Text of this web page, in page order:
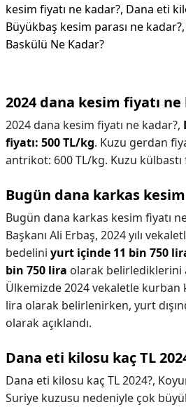
kesim fiyatı ne kadar?, Dana eti
Büyükbaş kesim parası ne
Baskülü Ne Kadar?
2024 dana kesim fiyatı ne
2024 dana kesim fiyatı ne kadar?,
fiyatı: 500 TL/kg. Kuzu gerdan
antrikot: 600 TL/kg. Kuzu külbastı
Bugün dana karkas
Bugün dana karkas kesim fiyatı
Başkanı Ali Erbaş, 2024 yılı
bedelini yurt içinde 11 bin 750
bin 750 lira olarak belirlediklerini
Ülkemizde 2024 vekaletle kurban
lira olarak belirlenirken, yurt
olarak açıklandı.
Dana eti kilosu kaç TL
Dana eti kilosu kaç TL 2024?,
Suriye kuzusu nedeniyle çok